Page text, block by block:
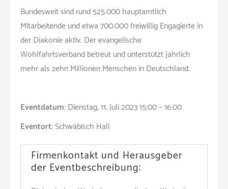
Bundesweit sind rund 525.000 hauptamtlich
Mitarbeitende und etwa 700.000 freiwillig Engagierte in
der Diakonie aktiv. Der evangelische
Wohlfahrtsverband betreut und unterstützt jährlich
mehr als zehn Millionen Menschen in Deutschland.
Eventdatum:Dienstag, 11. Juli 2023 15:00 – 16:00
Eventort:Schwäbisch Hall
Firmenkontakt und Herausgeber
der Eventbeschreibung: